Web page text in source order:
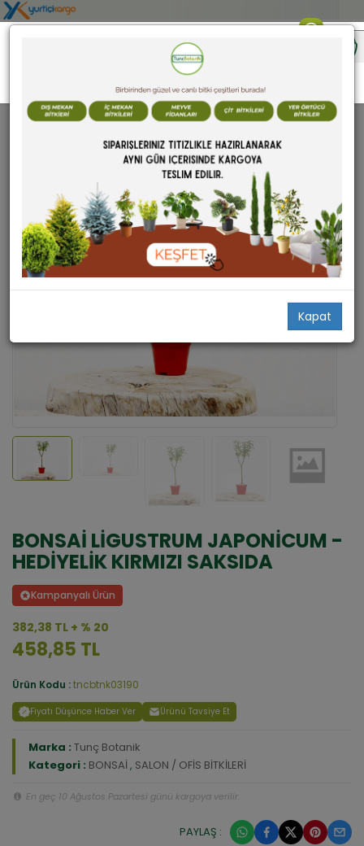
Kapat
BONSAİ
BONSAİ LİGUSTRUM JAPONİCUM -
HEDİYELİK KIRMIZI SAKSIDA
Kampanyalı Ürün
382,38 TL + % 20
458,85 TL
Ürün Kodu :tncbtnk03190
Fiyatı Düşünce Haber Ver Ürünü Tavsiye Et
Marka : Tunç Botanik
Kategori : BONSAİ , SALON / OFİS BİTKİLERİ
En geç 10 Ağustos Pazartesi günü kargoya verilir.
PAYLAŞ :